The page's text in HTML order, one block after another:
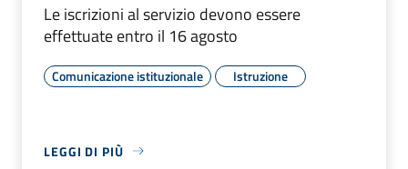
Le iscrizioni al servizio devono essere
effettuate entro il 16 agosto
Comunicazione istituzionale Istruzione
LEGGI DI PIÙ